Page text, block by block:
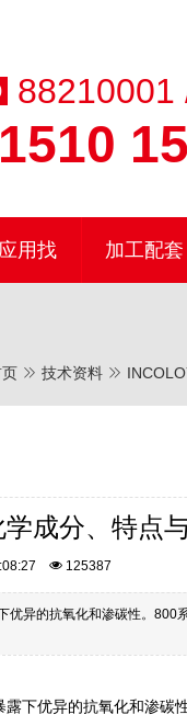
88210001
用找 加工配套
技术资料
成分、特点
125387
异的抗氧化和渗碳性。800
下优异的抗氧化和渗碳性